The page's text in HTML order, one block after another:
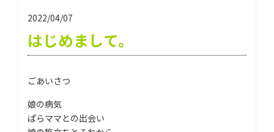
2022/04/07
はじめまして。
ごあいさつ
娘の病気
ぱらママとの出会い